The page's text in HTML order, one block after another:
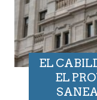
EL
EL